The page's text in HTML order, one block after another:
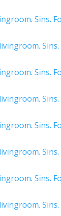
Sins.
Sins.
Sins.
Sins.